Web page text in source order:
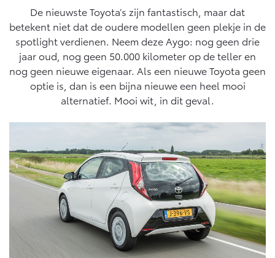
Yaris Cross
HYBRIDE
Vanaf € 31.895,-
Urban Cruiser
BATTERIJ-ELEKTRISCH
Vanaf € 32.995,-
Corolla Hatchback
HYBRIDE
Corolla Touring Sports
HYBRIDE
Vanaf € 35.495,-
Werkplaatsafspraak
Onderhoud op Maat
APK
Airco check
Vakantiecheck
Hybride Zekerheid Controle
Schade & Garantie
Toyota Pechhulp
Schade & Glasherstel
10 jaar Toyota garantie
Private Lease
Wat is Private Lease?
Bereken je maandbedrag
Private Lease voor ZZP
Toyota Betaalplan
Oplaadservice
Thuislaadpakketten
Laadpas
Zakelijk
Zakelijk
Toyota voor de zaak
Wagenparkbeheer
Leasen
Financial Lease
Operational Lease
Werkplaatsafspraak maken
Contact en Route
Plan een proefrit
Vraag een brochure aan
Bekijk de verwachte modellen
De nieuwste Toyota’s zijn fantastisch, maar dat
betekent niet dat de oudere modellen geen plekje in de
spotlight verdienen. Neem deze Aygo: nog geen drie
jaar oud, nog geen 50.000 kilometer op de teller en
nog geen nieuwe eigenaar. Als een nieuwe Toyota geen
optie is, dan is een bijna nieuwe een heel mooi
alternatief. Mooi wit, in dit geval.